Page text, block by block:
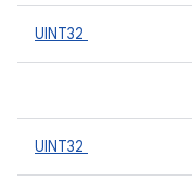
UINT32
UINT32